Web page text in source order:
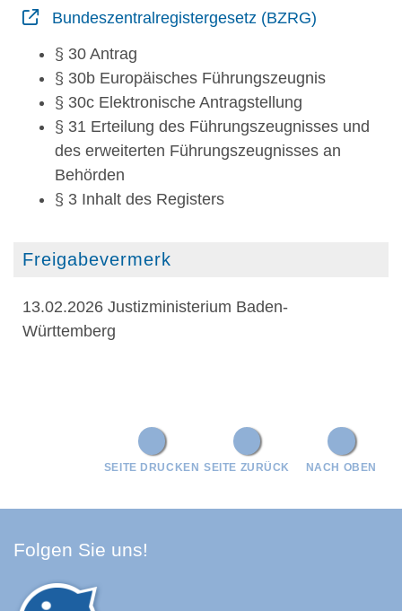
Bundeszentralregistergesetz (BZRG)
§ 30 Antrag
§ 30b Europäisches Führungszeugnis
§ 30c Elektronische Antragstellung
§ 31 Erteilung des Führungszeugnisses und
des erweiterten Führungszeugnisses an
Behörden
§ 3 Inhalt des Registers
Freigabevermerk
13.02.2026 Justizministerium Baden-
Württemberg
NACH OBEN
SEITE ZURÜCK
SEITE DRUCKEN
Folgen Sie uns!